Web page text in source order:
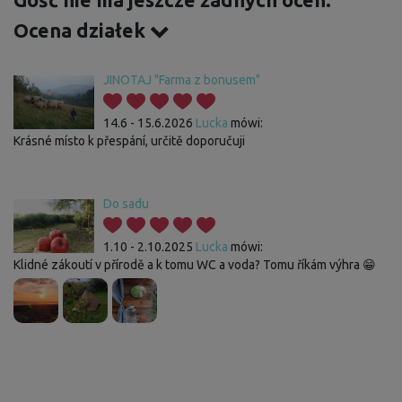
Ocena działek
JINOTAJ "Farma z bonusem"
14.6 - 15.6.2026 Lucka mówi:
Krásné místo k přespání, určitě doporučuji
Do sadu
1.10 - 2.10.2025 Lucka mówi:
Klidné zákoutí v přírodě a k tomu WC a voda? Tomu říkám výhra 😁